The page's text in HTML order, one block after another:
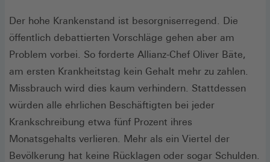
Der hohe Krankenstand ist besorgniserregend. Die
öffentlich debattierten Vorschläge gehen aber am
Problem vorbei. So forderte Allianz-Chef Oliver Bäte,
am ersten Krankheitstag kein Gehalt mehr zu zahlen.
Missbrauch wird dies kaum verhindern. Stattdessen
würden alle ehrlichen Beschäftigten bei jeder
Krankschreibung etwa fünf Prozent ihres
Monatsgehalts verlieren. Mehr als ein Viertel der
Bevölkerung hat keine Rücklagen oder sogar Schulden.